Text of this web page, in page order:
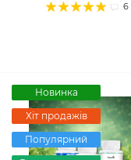
6
Новинка
Хіт продажів
Популярний